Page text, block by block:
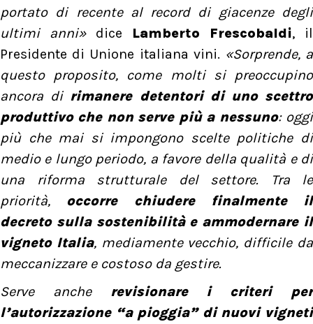
portato di recente al record di giacenze degli
ultimi anni»dice Lamberto Frescobaldi, il
Presidente di Unione italiana vini. «Sorprende, a
questo proposito, come molti si preoccupino
ancora di rimanere detentori di uno scettro
produttivo che non serve più a nessuno: oggi
più che mai si impongono scelte politiche di
medio e lungo periodo, a favore della qualità e di
una riforma strutturale del settore. Tra le
priorità, occorre chiudere finalmente il
decreto sulla sostenibilità e ammodernare il
vigneto Italia, mediamente vecchio, difficile da
meccanizzare e costoso da gestire.
Serve anche revisionare i criteri per
l’autorizzazione “a pioggia” di nuovi vigneti